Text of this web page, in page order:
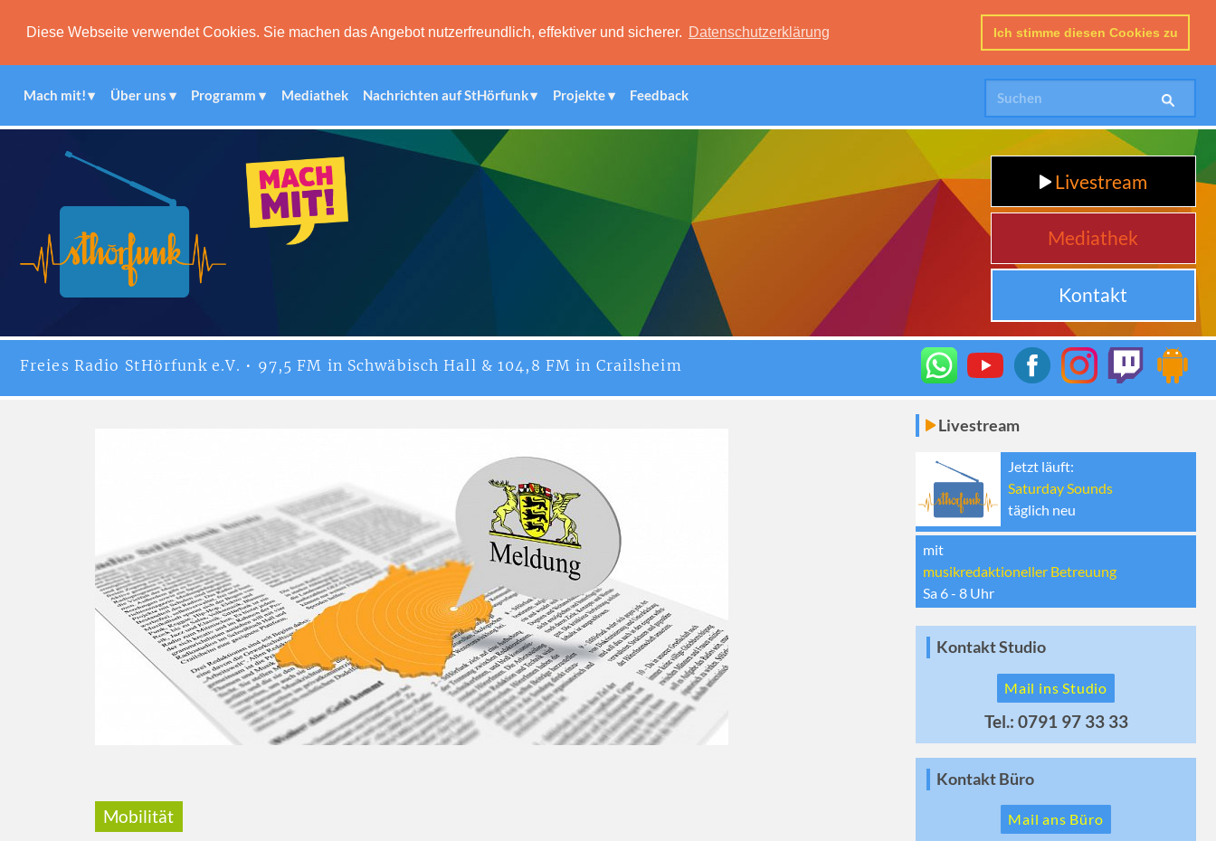
Diese Webseite verwendet Cookies. Sie machen das Angebot nutzerfreundlich, effektiver und sicherer. Datenschutzerklärung Ich stimme diesen Cookies zu
Mach mit! Über uns Programm Mediathek Nachrichten auf StHörfunk Projekte Feedback
Livestream
Mediathek
Kontakt
Freies Radio StHörfunke.V. • 97,5 FM in Schwäbisch Hall & 104,8 FM in Crailsheim
Mobilität
Livestream
Jetzt läuft:
Saturday Sounds
täglich neu
mit
musikredaktioneller Betreuung
Sa 6 - 8 Uhr
Kontakt Studio
Mail ins Studio
Tel.: 0791 97 33 33
Kontakt Büro
Mail ans Büro